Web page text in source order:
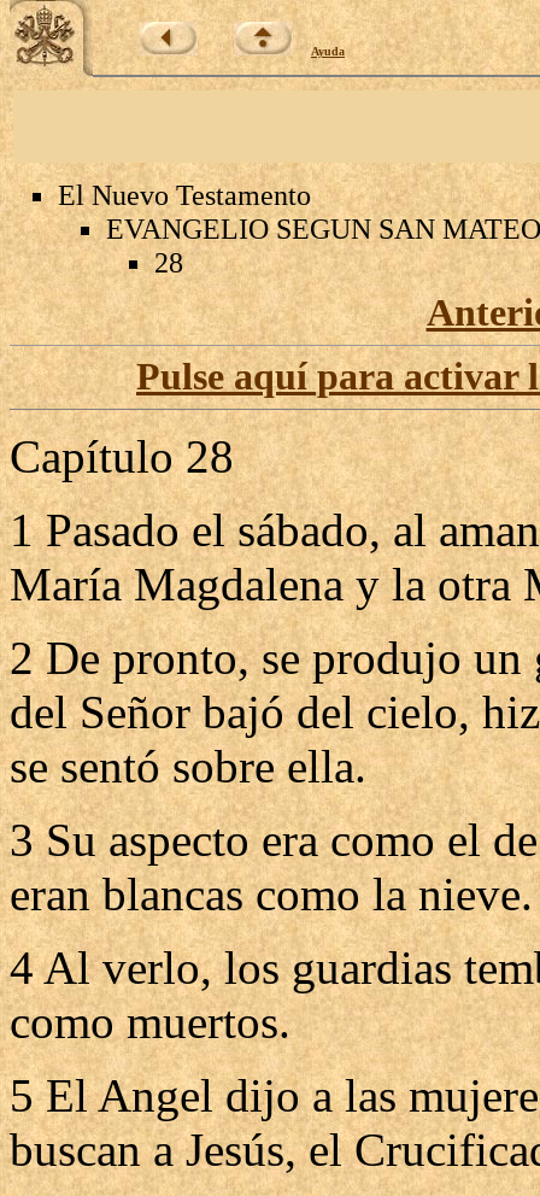
Ayuda
El Nuevo Testamento
EVANGELIO SEGUN SAN MATEO
28
Pulse aquí para activar
Capítulo 28
1 Pasado el sábado, al
María Magdalena y la otra
2 De pronto, se produjo
del Señor bajó del cielo,
se sentó sobre ella.
3 Su aspecto era como el
eran blancas como la nieve.
4 Al verlo, los guardias
como muertos.
5 El Angel dijo a las
buscan a Jesús, el